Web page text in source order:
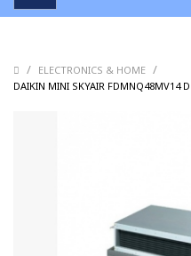
/ ELECTRONICS & HOME /
DAIKIN MINI SKYAIR FDMNQ48MV14